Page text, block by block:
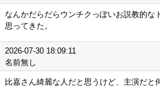
なんかだらだらウンチクっぽいお説教的な
思ってきた。
2026-07-30 18:09:11
名前無し
比嘉さん綺麗な人だと思うけど、主演だと